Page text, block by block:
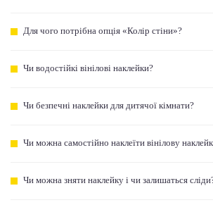
Для чого потрібна опція «Колір стіни»?
Чи водостійкі вінілові наклейки?
Чи безпечні наклейки для дитячої кімнати?
Чи можна самостійно наклеїти вінілову
Чи можна зняти наклейку і чи залишаться